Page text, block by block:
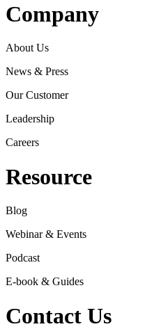
Company
About Us
News & Press
Our Customer
Leadership
Careers
Resource
Blog
Webinar & Events
Podcast
E-book & Guides
Contact Us